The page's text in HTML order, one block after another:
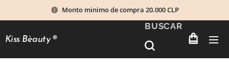
Monto minimo de compra 20.000 CLP
Kiss Bèauty®
BUSCAR